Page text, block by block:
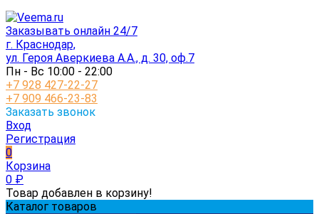
Заказывать онлайн 24/7
г. Краснодар,
ул. Героя Аверкиева А.А., д. 30, оф.7
Пн - Вс 10:00 - 22:00
+7 928 427-22-27
+7 909 466-23-83
Заказать звонок
Вход
Регистрация
0
Корзина
0 ₽
Товар добавлен в корзину!
Каталог товаров